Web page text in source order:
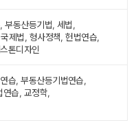
부동산등기법, 세법,
제법, 형사정책, 헌법연습,
톤디자인
습, 부동산등기법연습,
연습, 교정학,